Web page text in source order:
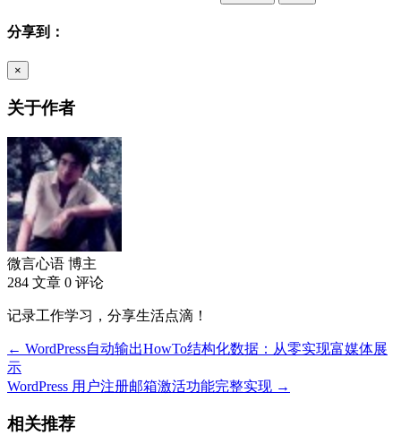
分享到：
×
关于作者
微言心语 博主
284 文章 0 评论
记录工作学习，分享生活点滴！
← WordPress自动输出HowTo结构化数据：从零实现富媒体展
示
WordPress 用户注册邮箱激活功能完整实现 →
相关推荐